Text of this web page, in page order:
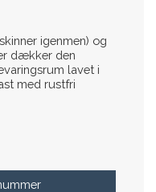
igenmen) og
dækker den
lavet i
med rustfri